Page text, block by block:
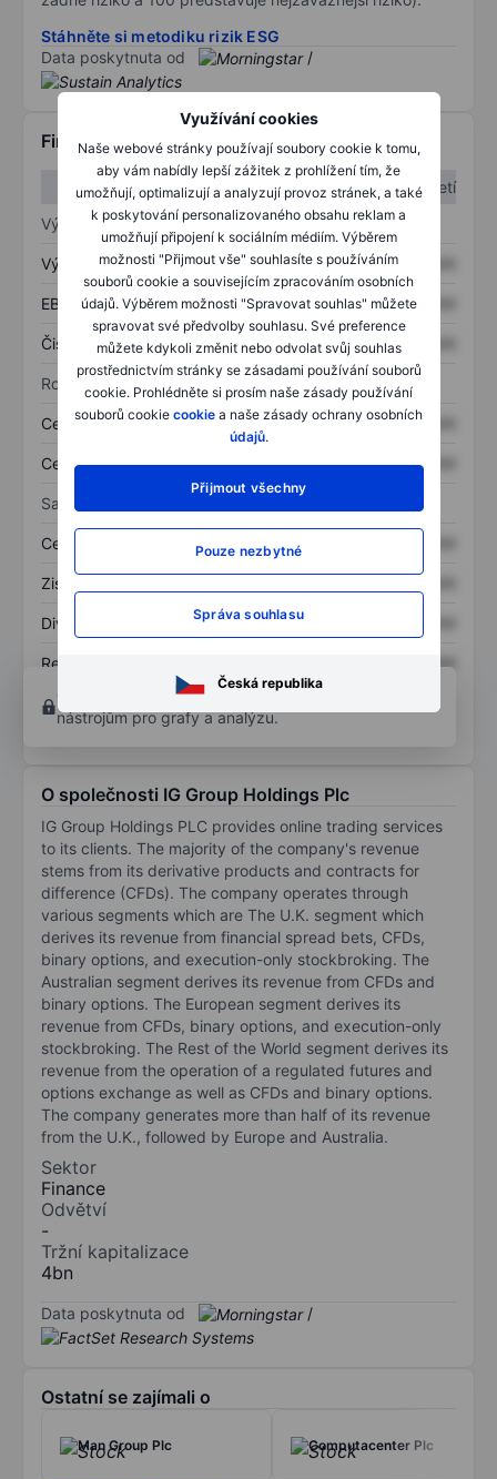
Využívání cookies
Naše webové stránky používají soubory cookie k tomu,
aby vám nabídly lepší zážitek z prohlížení tím, že
umožňují, optimalizují a analyzují provoz stránek, a také
k poskytování personalizovaného obsahu reklam a
umožňují připojení k sociálním médiím. Výběrem
možnosti "Přijmout vše" souhlasíte s používáním
souborů cookie a souvisejícím zpracováním osobních
údajů. Výběrem možnosti "Spravovat souhlas" můžete
spravovat své předvolby souhlasu. Své preference
můžete kdykoli změnit nebo odvolat svůj souhlas
prostřednictvím stránky se zásadami používání souborů
cookie. Prohlédněte si prosím naše zásady používání
souborů cookie cookie a naše zásady ochrany osobních
údajů.
Přijmout všechny
Pouze nezbytné
Správa souhlasu
Česká republika
Stáhněte si metodiku rizik ESG
Data poskytnuta od
/
Finanční informace
1. čtvrtletí
2. čtvrtletí
Výkaz zisku a ztráty
Výnos XXXXXXX XXXXXXX
EBITDA XXXXXXX XXXXXXX
Čistý příjem XXXXXXX XXXXXXX
Rozvaha
Celková aktiva XXXXXXX XXXXXXX
Celkový dluh XXXXXXX XXXXXXX
Sazby
Cena/tržby XXXXXXX
Zisk na akcii
Dividenda na akcii XXXXXXX
Rentabilita kapitálu
XXXXXXX
Otevřete si účeta získejte přístup k pokročilým
nástrojům pro grafy a analýzu.
O společnosti IG Group Holdings Plc
IG Group Holdings PLC provides online trading services
to its clients. The majority of the company's revenue
stems from its derivative products and contracts for
difference (CFDs). The company operates through
various segments which are The U.K. segment which
derives its revenue from financial spread bets, CFDs,
binary options, and execution-only stockbroking. The
Australian segment derives its revenue from CFDs and
binary options. The European segment derives its
revenue from CFDs, binary options, and execution-only
stockbroking. The Rest of the World segment derives its
revenue from the operation of a regulated futures and
options exchange as well as CFDs and binary options.
The company generates more than half of its revenue
from the U.K., followed by Europe and Australia.
Sektor
Finance
Odvětví
-
Tržní kapitalizace
4bn
Data poskytnuta od /
Ostatní se zajímali o
Man Group Plc Computacenter Plc